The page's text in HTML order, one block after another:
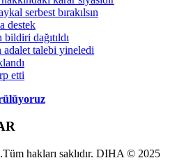
.Tüm hakları saklıdır. DIHA © 2025